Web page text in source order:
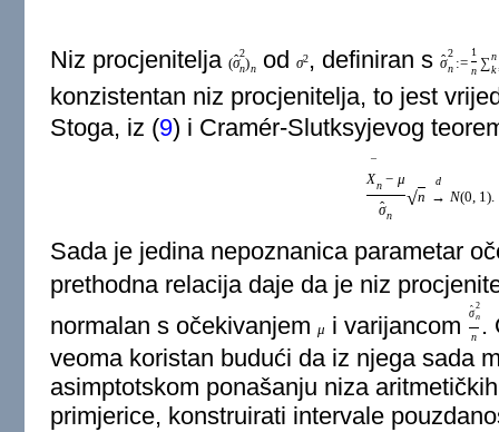
Niz procjenitelja (ˆ
σ
2
n)n od σ2, definiran sˆ
σ
2
n :=
1
n ∑n
k
konzistentan niz procjenitelja, to jest
Stoga, iz (9) i Cramér-Slutksyjevog
Xn − μ
ˆ
σn
√n
d
→ N(0 1 ).
Sada je jedina nepoznanica parametar
prethodna relacija daje da je niz
normalan s očekivanjem μ i varijancom
ˆ
σ
2
n
n .
veoma koristan budući da iz njega sada
asimptotskom ponašanju niza
primjerice, konstruirati intervale